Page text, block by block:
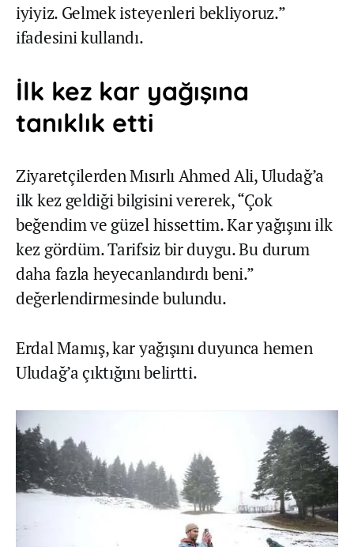
iyiyiz. Gelmek isteyenleri bekliyoruz.”
ifadesini kullandı.
İlk kez kar yağışına
tanıklık etti
Ziyaretçilerden Mısırlı Ahmed Ali, Uludağ’a
ilk kez geldiği bilgisini vererek, “Çok
beğendim ve güzel hissettim. Kar yağışını ilk
kez gördüm. Tarifsiz bir duygu. Bu durum
daha fazla heyecanlandırdı beni.”
değerlendirmesinde bulundu.
Erdal Mamış, kar yağışını duyunca hemen
Uludağ’a çıktığını belirtti.